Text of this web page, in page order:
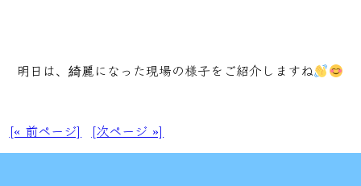
明日は、綺麗になった現場の様子をご紹介しますね
[« 前ページ] [次ページ »]